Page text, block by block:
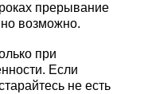
прерывание
возможно.
при
Если
не есть